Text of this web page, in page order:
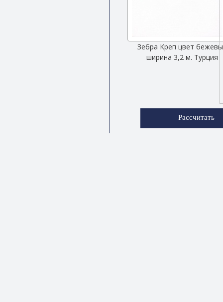
Зебра Креп цвет
ширина 3,2 м. Турция
Рассчитать